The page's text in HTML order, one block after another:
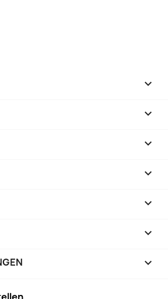






keyboard_arrow_down